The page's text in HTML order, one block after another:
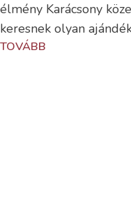
élmény Karácsony
keresnek olyan
TOVÁBB